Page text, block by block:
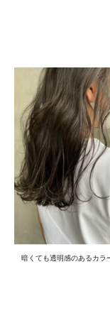
暗くても透明感のあるカラ